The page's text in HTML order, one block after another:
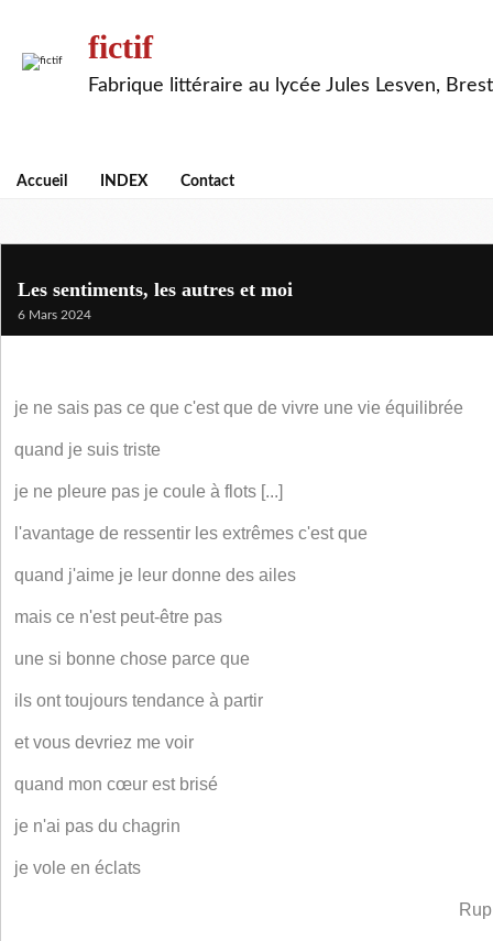
fictif
Fabrique littéraire au lycée Jules Lesven, Brest
Accueil INDEX Contact
Les sentiments, les autres et moi
6 Mars 2024
je ne sais pas ce que c'est que de vivre une vie équilibrée
quand je suis triste
je ne pleure pas je coule à flots [...]
l'avantage de ressentir les extrêmes c'est que
quand j'aime je leur donne des ailes
mais ce n'est peut-être pas
une si bonne chose parce que
ils ont toujours tendance à partir
et vous devriez me voir
quand mon cœur est brisé
je n'ai pas du chagrin
je vole en éclats